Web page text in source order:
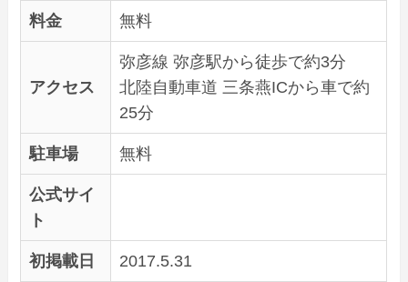
料金 無料
アクセス
弥彦線 弥彦駅から徒歩で約3分
北陸自動車道 三条燕ICから車で約
25分
駐車場 無料
公式サイ
ト
初掲載日 2017.5.31